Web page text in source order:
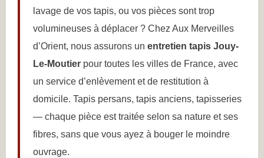
lavage de vos tapis, ou vos pièces sont trop
volumineuses à déplacer ? Chez Aux Merveilles
d’Orient, nous assurons un entretien tapis Jouy-
Le-Moutier pour toutes les villes de France, avec
un service d’enlèvement et de restitution à
domicile. Tapis persans, tapis anciens, tapisseries
— chaque pièce est traitée selon sa nature et ses
fibres, sans que vous ayez à bouger le moindre
ouvrage.